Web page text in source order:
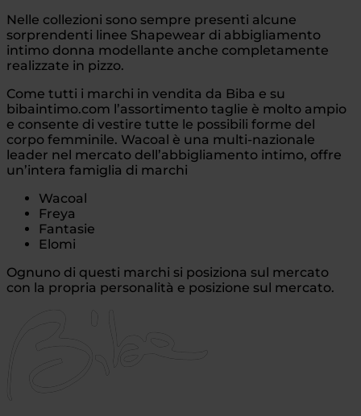
Nelle collezioni sono sempre presenti alcune
sorprendenti linee Shapewear di abbigliamento
intimo donna modellante anche completamente
realizzate in pizzo.
Come tutti i marchi in vendita da Biba e su
bibaintimo.com l’assortimento taglie è molto ampio
e consente di vestire tutte le possibili forme del
corpo femminile. Wacoal è una multi-nazionale
leader nel mercato dell’abbigliamento intimo, offre
un’intera famiglia di marchi
Wacoal
Freya
Fantasie
Elomi
Ognuno di questi marchi si posiziona sul mercato
con la propria personalità e posizione sul mercato.